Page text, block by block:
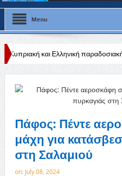
Menu
παραδοσιακή μουσική
Πάφος: Πέντε
μάχη για
στη Σαλαμιού
on: July 08, 2024